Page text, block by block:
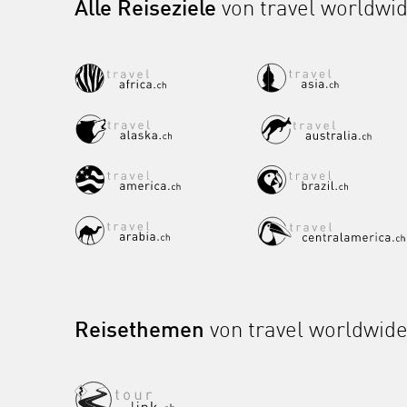
Alle Reiseziele von travel
Reisethemen von travel worldwide